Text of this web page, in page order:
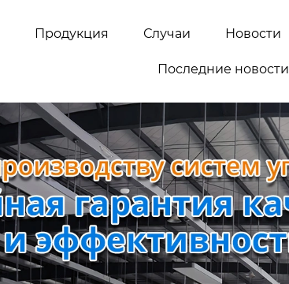
Продукция Случаи Новости
Последние новости